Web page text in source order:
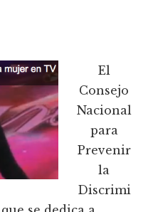
El
Consejo
Nacional
para
Prevenir
la
Discrimi